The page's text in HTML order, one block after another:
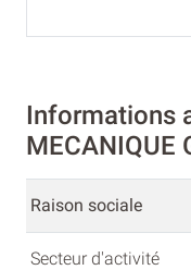
Informations
MECANIQUE
Raison sociale
Secteur d'activité